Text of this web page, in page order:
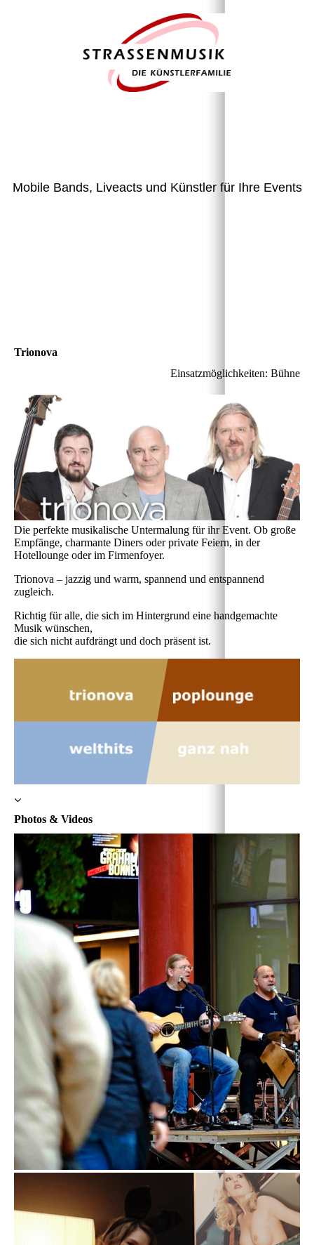
Mobile Bands, Liveacts und Künstler für Ihre Events
Trionova
Einsatzmöglichkeiten: Bühne
Die perfekte musikalische Untermalung für ihr Event. Ob große
Empfänge, charmante Diners oder private Feiern, in der
Hotellounge oder im Firmenfoyer.
Trionova – jazzig und warm, spannend und entspannend
zugleich.
Richtig für alle, die sich im Hintergrund eine handgemachte
Musik wünschen,
die sich nicht aufdrängt und doch präsent ist.
Photos & Videos